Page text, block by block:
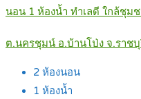
นอน 1 ห้องน้ำ ทำเลดี ใกล้ชุม
ต.นครชุมน์ อ.บ้านโป่ง จ.ราช
2 ห้องนอน
1 ห้องน้ำ